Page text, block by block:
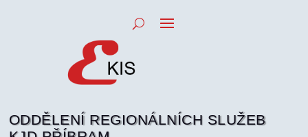
ODDĚLENÍ REGIONÁLNÍCH SLUŽEB